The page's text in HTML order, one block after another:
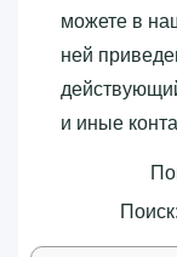
можете в
ней
и иные
Поиск: